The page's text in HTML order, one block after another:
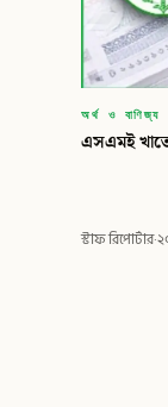
অর্থ ও বাণিজ্য
‎এসএমই
স্টাফ রিপোর্টার·